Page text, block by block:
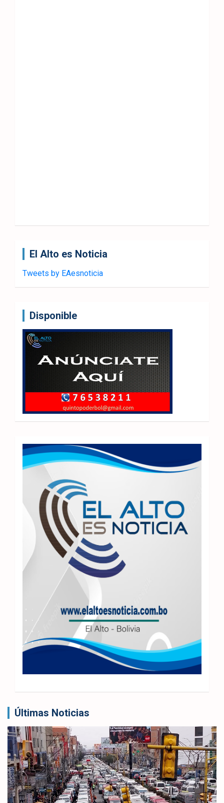
El Alto es Noticia
Tweets by EAesnoticia
Disponible
Últimas Noticias